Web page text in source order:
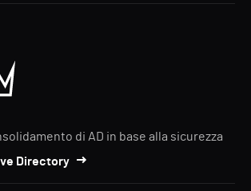
di AD in base alla sicurezza
Directory